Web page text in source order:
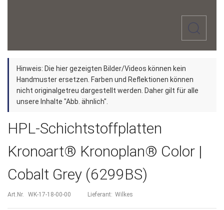
Zum
Anfang
der
Bildergalerie
Hinweis: Die hier gezeigten Bilder/Videos können kein
Handmuster ersetzen. Farben und Reflektionen können
nicht originalgetreu dargestellt werden. Daher gilt für alle
unsere Inhalte "Abb. ähnlich".
HPL-Schichtstoffplatten
Kronoart® Kronoplan® Color |
Cobalt Grey (6299BS)
Art.Nr. WK-17-18-00-00 Lieferant: Wilkes